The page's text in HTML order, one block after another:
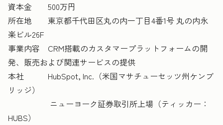
資本金 500万円
所在地 東京都千代田区丸の内一丁目4番1号 丸の内永
楽ビル26F
事業内容 CRM搭載のカスタマープラットフォームの開
発、販売および関連サービスの提供
本社 HubSpot, Inc.（米国マサチューセッツ州ケンブ
リッジ）
ニューヨーク証券取引所上場（ティッカー：
HUBS）